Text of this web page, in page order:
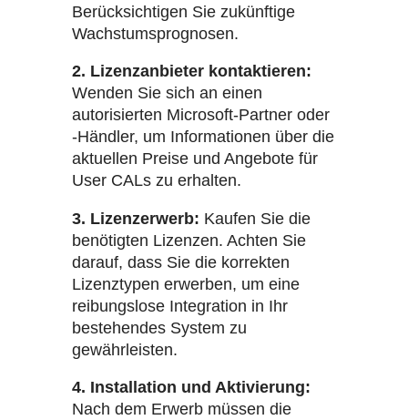
Berücksichtigen Sie zukünftige
Wachstumsprognosen.
2. Lizenzanbieter kontaktieren:
Wenden Sie sich an einen
autorisierten Microsoft-Partner oder
-Händler, um Informationen über die
aktuellen Preise und Angebote für
User CALs zu erhalten.
3. Lizenzerwerb: Kaufen Sie die
benötigten Lizenzen. Achten Sie
darauf, dass Sie die korrekten
Lizenztypen erwerben, um eine
reibungslose Integration in Ihr
bestehendes System zu
gewährleisten.
4. Installation und Aktivierung:
Nach dem Erwerb müssen die